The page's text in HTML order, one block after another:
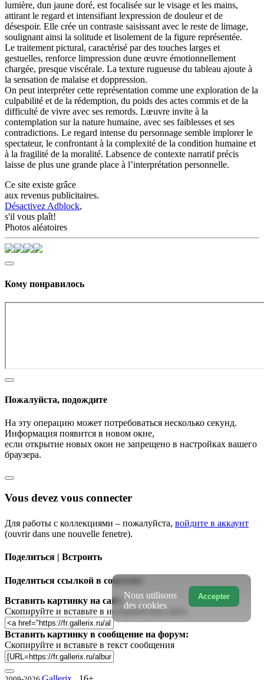
lumière, dun jaune doré, est focalisée sur le visage et les mains,
attirant le regard et intensifiant lexpression de douleur et de
désespoir. Elle crée un contraste saisissant avec le reste de limage,
soulignant ainsi la solitude et lisolement de la figure représentée.
Le traitement pictural, caractérisé par des touches larges et
gestuelles, renforce limpression dune œuvre émotionnellement
chargée, presque viscérale. La texture rugueuse du tableau ajoute à
la sensation de malaise et doppression.
On peut interpréter cette représentation comme une exploration de la
culpabilité et de la rédemption, du poids des actes commis et de la
difficulté de vivre avec ses remords. Lœuvre invite à la
contemplation sur la nature humaine, avec ses faiblesses et ses
contradictions. Le regard intense du personnage semble implorer le
spectateur, le confrontant à la complexité de la condition humaine et
à la fragilité de la moralité. Labsence de contexte narratif précis
laisse de plus une grande place à l’interprétation personnelle.
Ce site existe grâce
aux revenus publicitaires.
Désactivez Adblock,
s'il vous plaît!
Photos aléatoires
Кому понравилось
Пожалуйста, подождите
На эту операцию может потребоваться несколько секунд.
Информация появится в новом окне,
если открытие новых окон не запрещено в настройках вашего
браузера.
Vous devez vous connecter
Для работы с коллекциями – пожалуйста, войдите в аккаунт
(ouvrir dans une nouvelle fenetre).
Поделиться | Встроить
Поделиться ссылкой в соцсетях:
Вставить картинку на сайт:
Скопируйте и вставьте в исходный код сайта
Вставить картинку в сообщение на форум:
Скопируйте и вставьте в текст сообщения
Accepter
Nous utilisons
des cookies